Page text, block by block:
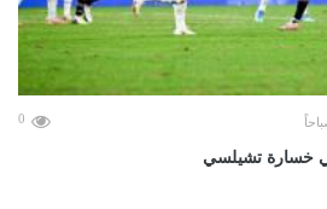
0
خسارة تشيلسي